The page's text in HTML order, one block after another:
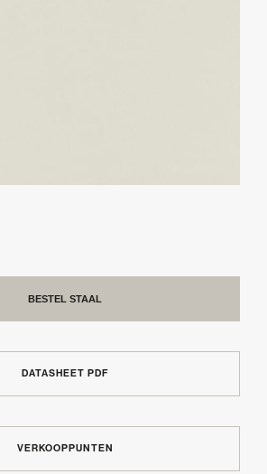
BESTEL STAAL
DATASHEET PDF
VERKOOPPUNTEN